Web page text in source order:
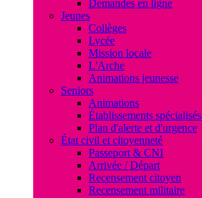
Demandes en ligne
Jeunes
Collèges
Lycée
Mission locale
L'Arche
Animations jeunesse
Seniors
Animations
Établissements spécialisés
Plan d'alerte et d'urgence
État civil et citoyenneté
Passeport & CNI
Arrivée / Départ
Recensement citoyen
Recensement militaire